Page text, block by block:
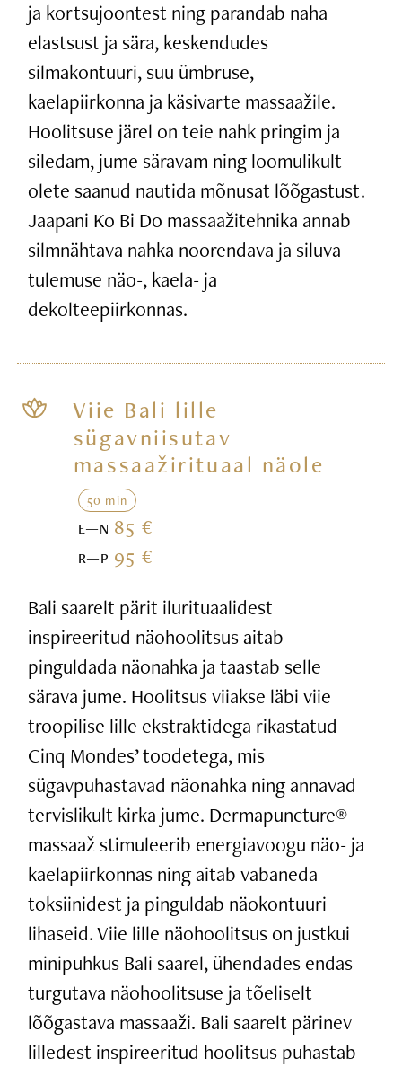
ja kortsujoontest ning parandab naha
elastsust ja sära, keskendudes
silmakontuuri, suu ümbruse,
kaelapiirkonna ja käsivarte massaažile.
Hoolitsuse järel on teie nahk pringim ja
siledam, jume säravam ning loomulikult
olete saanud nautida mõnusat lõõgastust.
Jaapani Ko Bi Do massaažitehnika annab
silmnähtava nahka noorendava ja siluva
tulemuse näo-, kaela- ja
dekolteepiirkonnas.
Viie Bali lille
sügavniisutav
massaažirituaal näole
50 min
E—N 85 €
R—P 95 €
Bali saarelt pärit ilurituaalidest
inspireeritud näohoolitsus aitab
pinguldada näonahka ja taastab selle
särava jume. Hoolitsus viiakse läbi viie
troopilise lille ekstraktidega rikastatud
Cinq Mondes’ toodetega, mis
sügavpuhastavad näonahka ning annavad
tervislikult kirka jume. Dermapuncture®
massaaž stimuleerib energiavoogu näo- ja
kaelapiirkonnas ning aitab vabaneda
toksiinidest ja pinguldab näokontuuri
lihaseid. Viie lille näohoolitsus on justkui
minipuhkus Bali saarel, ühendades endas
turgutava näohoolitsuse ja tõeliselt
lõõgastava massaaži. Bali saarelt pärinev
lilledest inspireeritud hoolitsus puhastab